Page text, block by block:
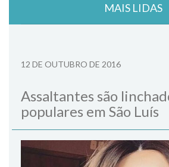
MAIS LIDAS
12 DE OUTUBRO DE 2016
Assaltantes são
populares em São Luís